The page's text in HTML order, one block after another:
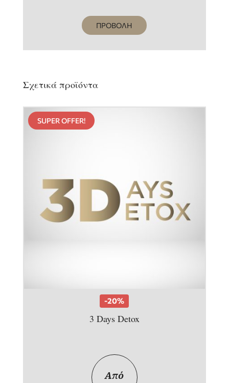
ΠΡΟΒΟΛΗ
Σχετικά προϊόντα
SUPER OFFER!
-20%
3 Days Detox
Από